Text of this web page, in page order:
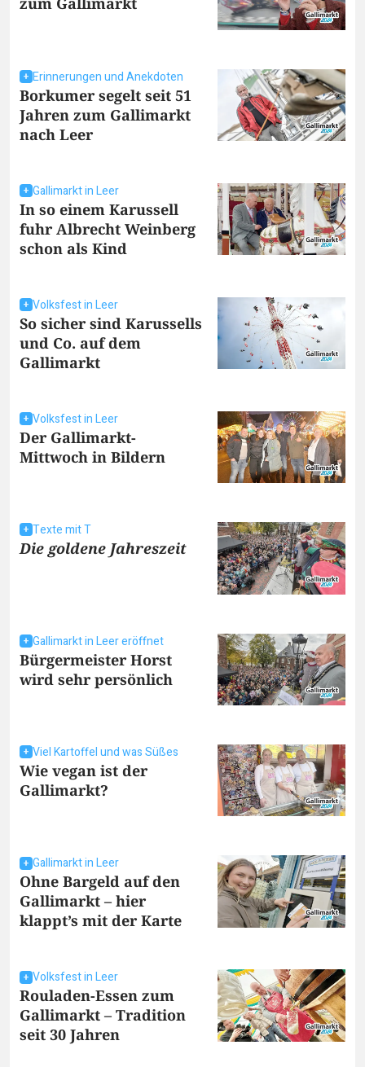
Erinnerungen und Anekdoten
Borkumer segelt seit 51
Jahren zum Gallimarkt
nach Leer
Gallimarkt in Leer
In so einem Karussell
fuhr Albrecht Weinberg
schon als Kind
Volksfest in Leer
So sicher sind Karussells
und Co. auf dem
Gallimarkt
Volksfest in Leer
Der Gallimarkt-
Mittwoch in Bildern
Texte mit T
Die goldene Jahreszeit
Gallimarkt in Leer eröffnet
Bürgermeister Horst
wird sehr persönlich
Viel Kartoffel und was Süßes
Wie vegan ist der
Gallimarkt?
Gallimarkt in Leer
Ohne Bargeld auf den
Gallimarkt – hier
klappt’s mit der Karte
Volksfest in Leer
Rouladen-Essen zum
Gallimarkt – Tradition
seit 30 Jahren